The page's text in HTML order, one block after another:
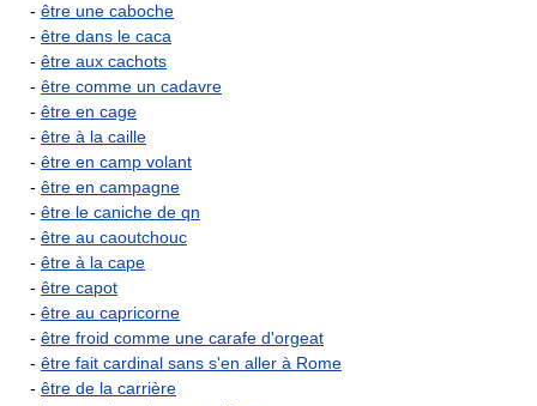
- être une caboche
- être dans le caca
- être aux cachots
- être comme un cadavre
- être en cage
- être à la caille
- être en camp volant
- être en campagne
- être le caniche de qn
- être au caoutchouc
- être à la cape
- être capot
- être au capricorne
- être froid comme une carafe d'orgeat
- être fait cardinal sans s'en aller à Rome
- être de la carrière